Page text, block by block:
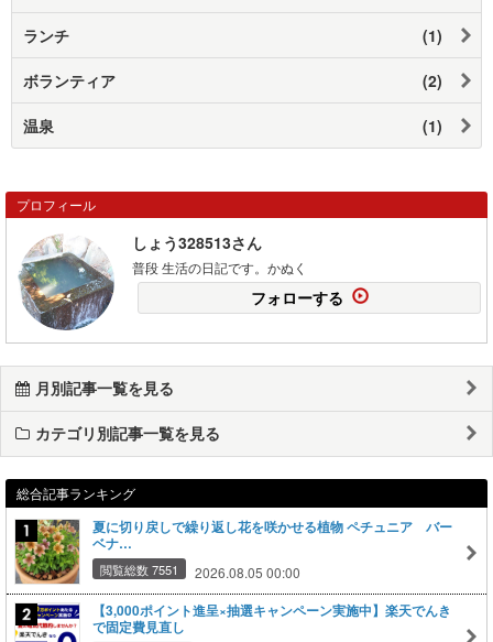
ランチ (1)
ボランティア (2)
温泉 (1)
プロフィール
しょう328513さん
普段 生活の日記です。かぬく
フォローする
月別記事一覧を見る
カテゴリ別記事一覧を見る
総合記事ランキング
夏に切り戻しで繰り返し花を咲かせる植物 ペチュニア バー
ベナ…
閲覧総数 7551 2026.08.05 00:00
【3,000ポイント進呈×抽選キャンペーン実施中】楽天でんき
で固定費見直し